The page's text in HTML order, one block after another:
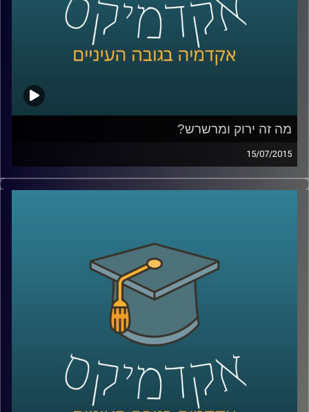
קרדיט תמונות:AudioVersity
מה זה ירוק ומרשרש?
15/07/2015
אנחנו מתקשים לעכל שרווח כלכלי יכול
השקעות אחראיות. שקיפות היא ערך עליון
בסיפור, והכלים להטמעתה הם רגולציה וחינוך.
מה יכולים תאגידים וחברות לעשות בנדון, ומה
יכול כל אדם בעל קרן פנסיה לעשות כדי
להעלות את המודעות ואת מעמדן של
ההשקעות החברתיות?
קרדיט תמונות:AudioVersity